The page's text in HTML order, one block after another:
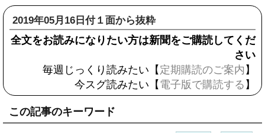
2019年05月16日付１面から抜粋
全文をお読みになりたい方は新聞をご購読してくだ
さい
毎週じっくり読みたい【 定期購読のご案内 】
今スグ読みたい【 電子版で購読する 】
この記事のキーワード